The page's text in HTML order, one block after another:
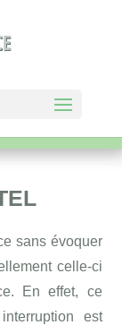
sans évoquer
celle-ci
En effet, ce
est